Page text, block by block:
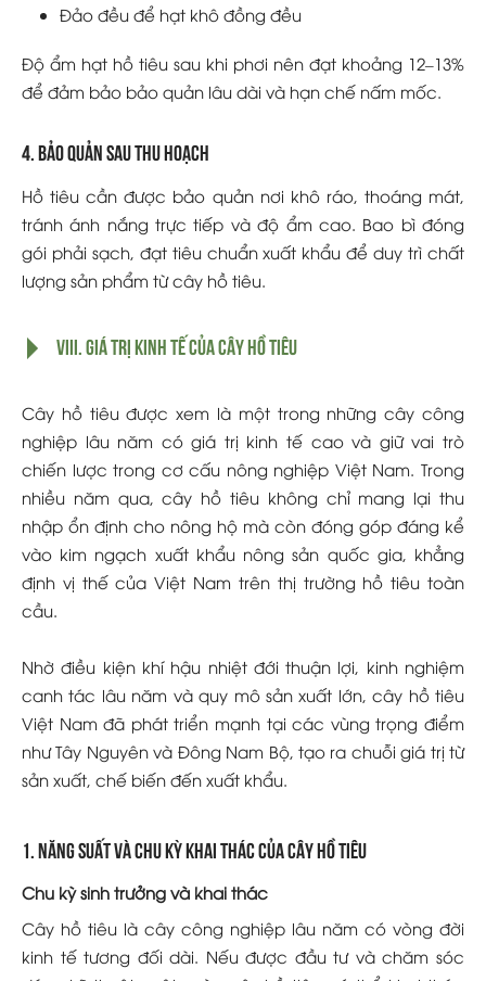
Đảo đều để hạt khô đồng đều
Độ ẩm hạt hồ tiêu sau khi phơi nên đạt khoảng 12–13%
để đảm bảo bảo quản lâu dài và hạn chế nấm mốc.
4. Bảo quản sau thu hoạch
Hồ tiêu cần được bảo quản nơi khô ráo, thoáng mát,
tránh ánh nắng trực tiếp và độ ẩm cao. Bao bì đóng
gói phải sạch, đạt tiêu chuẩn xuất khẩu để duy trì chất
lượng sản phẩm từ cây hồ tiêu.
VIII. Giá Trị Kinh Tế Của Cây Hồ Tiêu
Cây hồ tiêu được xem là một trong những cây công
nghiệp lâu năm có giá trị kinh tế cao và giữ vai trò
chiến lược trong cơ cấu nông nghiệp Việt Nam. Trong
nhiều năm qua, cây hồ tiêu không chỉ mang lại thu
nhập ổn định cho nông hộ mà còn đóng góp đáng kể
vào kim ngạch xuất khẩu nông sản quốc gia, khẳng
định vị thế của Việt Nam trên thị trường hồ tiêu toàn
cầu.
Nhờ điều kiện khí hậu nhiệt đới thuận lợi, kinh nghiệm
canh tác lâu năm và quy mô sản xuất lớn, cây hồ tiêu
Việt Nam đã phát triển mạnh tại các vùng trọng điểm
như Tây Nguyên và Đông Nam Bộ, tạo ra chuỗi giá trị từ
sản xuất, chế biến đến xuất khẩu.
1. Năng Suất Và Chu Kỳ Khai Thác Của Cây Hồ Tiêu
Chu kỳ sinh trưởng và khai thác
Cây hồ tiêu là cây công nghiệp lâu năm có vòng đời
kinh tế tương đối dài. Nếu được đầu tư và chăm sóc